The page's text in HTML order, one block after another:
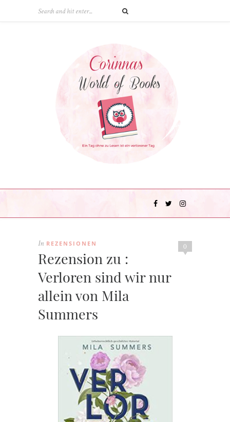
0
In REZENSIONEN
Rezension zu :
Verloren sind wir nur
allein von Mila
Summers